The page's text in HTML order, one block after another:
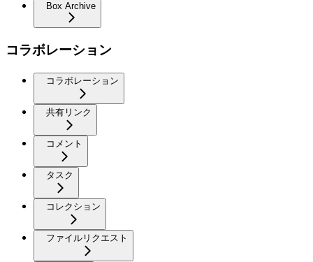
Box Archive
コラボレーション
コラボレーション
共有リンク
コメント
タスク
コレクション
ファイルリクエスト